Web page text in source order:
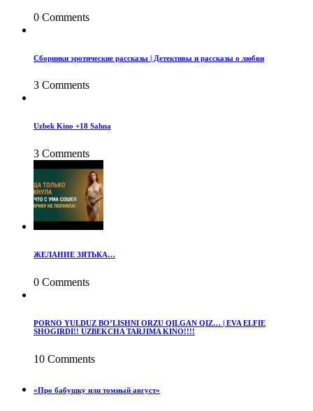
0 Comments
Сборники эротические рассказы | Детективы и рассказы о любви
3 Comments
Uzbek Kino +18 Sahna
3 Comments
ЖЕЛАНИЕ ЗЯТЬКА…
0 Comments
PORNO YULDUZ BO’LISHNI ORZU QILGAN QIZ… | EVA ELFIE
SHOGIRDI!! UZBEKCHA TARJIMA KINO!!!!
10 Comments
«Про бабушку или томный август»